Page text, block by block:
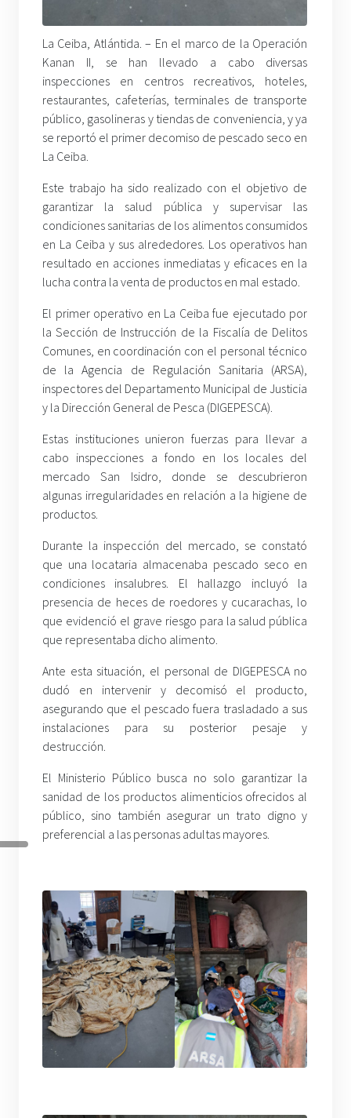
La Ceiba, Atlántida. – En el marco de la Operación
Kanan II, se han llevado a cabo diversas
inspecciones en centros recreativos, hoteles,
restaurantes, cafeterías, terminales de transporte
público, gasolineras y tiendas de conveniencia, y ya
se reportó el primer decomiso de pescado seco en
La Ceiba.
Este trabajo ha sido realizado con el objetivo de
garantizar la salud pública y supervisar las
condiciones sanitarias de los alimentos consumidos
en La Ceiba y sus alrededores. Los operativos han
resultado en acciones inmediatas y eficaces en la
lucha contra la venta de productos en mal estado.
El primer operativo en La Ceiba fue ejecutado por
la Sección de Instrucción de la Fiscalía de Delitos
Comunes, en coordinación con el personal técnico
de la Agencia de Regulación Sanitaria (ARSA),
inspectores del Departamento Municipal de Justicia
y la Dirección General de Pesca (DIGEPESCA).
Estas instituciones unieron fuerzas para llevar a
cabo inspecciones a fondo en los locales del
mercado San Isidro, donde se descubrieron
algunas irregularidades en relación a la higiene de
productos.
Durante la inspección del mercado, se constató
que una locataria almacenaba pescado seco en
condiciones insalubres. El hallazgo incluyó la
presencia de heces de roedores y cucarachas, lo
que evidenció el grave riesgo para la salud pública
que representaba dicho alimento.
Ante esta situación, el personal de DIGEPESCA no
dudó en intervenir y decomisó el producto,
asegurando que el pescado fuera trasladado a sus
instalaciones para su posterior pesaje y
destrucción.
El Ministerio Público busca no solo garantizar la
sanidad de los productos alimenticios ofrecidos al
público, sino también asegurar un trato digno y
preferencial a las personas adultas mayores.